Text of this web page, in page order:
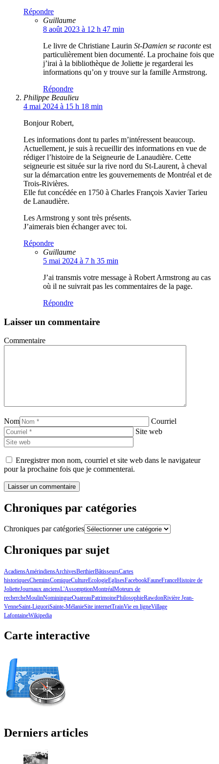
Répondre
Guillaume
8 août 2023 à 12 h 47 min
Le livre de Christiane Laurin St-Damien se raconte est
particulièrement bien documenté. La prochaine fois que
j’irai à la bibliothèque de Joliette je regarderai les
informations qu’on y trouve sur la famille Armstrong.
Répondre
Philippe Beaulieu
4 mai 2024 à 15 h 18 min
Bonjour Robert,
Les informations dont tu parles m’intéressent beaucoup.
Actuellement, je suis à recueillir des informations en vue de
rédiger l’histoire de la Seigneurie de Lanaudière. Cette
seigneurie est située sur la rive nord du St-Laurent, à cheval
sur la démarcation entre les gouvernements de Montréal et de
Trois-Rivières.
Elle fut concédée en 1750 à Charles François Xavier Tarieu
de Lanaudière.
Les Armstrong y sont très présents.
J’aimerais bien échanger avec toi.
Répondre
Guillaume
5 mai 2024 à 7 h 35 min
J’ai transmis votre message à Robert Armstrong au cas
où il ne suivrait pas les commentaires de la page.
Répondre
Laisser un commentaire
Commentaire
Nom
Courriel
Site web
Enregistrer mon nom, courriel et site web dans le navigateur
pour la prochaine fois que je commenterai.
Chroniques par catégories
Chroniques par catégories
Chroniques par sujet
AcadiensAmérindiensArchivesBerthierBâtisseursCartes
historiquesCheminsComiqueCultureEcologieEglisesFacebookFauneFranceHistoire de
JolietteJournaux anciensL'AssomptionMontréalMoteurs de
rechercheMoulinNominingueOuareauPatrimoinePhilosophieRawdonRivière Jean-
VenneSaint-LiguoriSainte-MélanieSite internetTrainVie en ligneVillage
LafontaineWikipedia
Carte interactive
Derniers articles